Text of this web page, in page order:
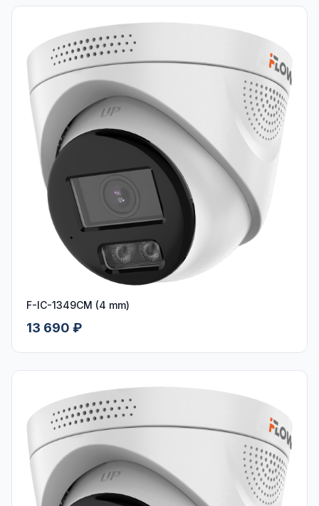
F-IC-1349CM (4 mm)
13 690 ₽